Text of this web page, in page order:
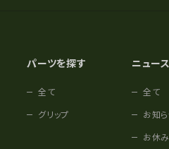
パーツを探す
全て
グリップ
ニュー
全て
お知
お休